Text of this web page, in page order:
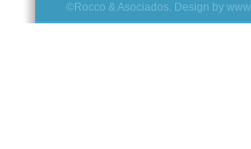
©Rocco & Asociados. Design by